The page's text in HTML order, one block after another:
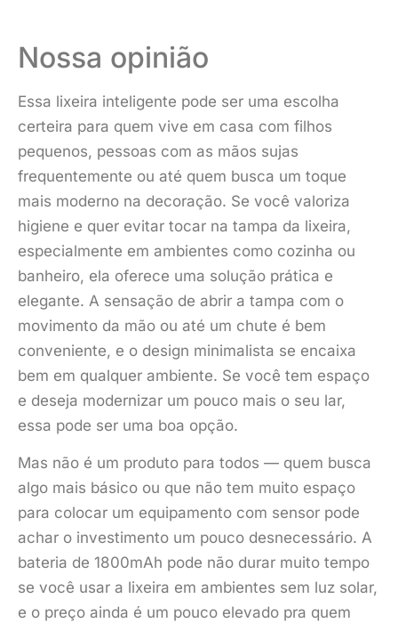
Nossa opinião
Essa lixeira inteligente pode ser uma escolha
certeira para quem vive em casa com filhos
pequenos, pessoas com as mãos sujas
frequentemente ou até quem busca um toque
mais moderno na decoração. Se você valoriza
higiene e quer evitar tocar na tampa da lixeira,
especialmente em ambientes como cozinha ou
banheiro, ela oferece uma solução prática e
elegante. A sensação de abrir a tampa com o
movimento da mão ou até um chute é bem
conveniente, e o design minimalista se encaixa
bem em qualquer ambiente. Se você tem espaço
e deseja modernizar um pouco mais o seu lar,
essa pode ser uma boa opção.
Mas não é um produto para todos — quem busca
algo mais básico ou que não tem muito espaço
para colocar um equipamento com sensor pode
achar o investimento um pouco desnecessário. A
bateria de 1800mAh pode não durar muito tempo
se você usar a lixeira em ambientes sem luz solar,
e o preço ainda é um pouco elevado pra quem